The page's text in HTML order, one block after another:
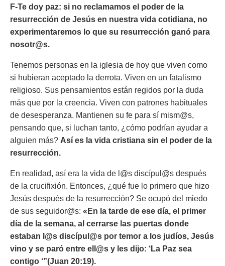
F-Te doy paz: si no reclamamos el poder de la
resurrección de Jesús en nuestra vida cotidiana, no
experimentaremos lo que su resurrección ganó para
nosotr@s.
Tenemos personas en la iglesia de hoy que viven como
si hubieran aceptado la derrota. Viven en un fatalismo
religioso. Sus pensamientos están regidos por la duda
más que por la creencia. Viven con patrones habituales
de desesperanza. Mantienen su fe para sí mism@s,
pensando que, si luchan tanto, ¿cómo podrían ayudar a
alguien más? Así es la vida cristiana sin el poder de la
resurrección.
En realidad, así era la vida de l@s discípul@s después
de la crucifixión. Entonces, ¿qué fue lo primero que hizo
Jesús después de la resurrección? Se ocupó del miedo
de sus seguidor@s: «En la tarde de ese día, el primer
día de la semana, al cerrarse las puertas donde
estaban l@s discípul@s por temor a los judíos, Jesús
vino y se paró entre ell@s y les dijo: ‘La Paz sea
contigo ‘”(Juan 20:19).